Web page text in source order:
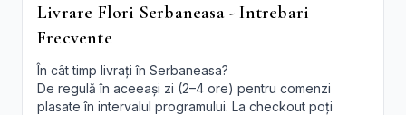
Livrare Flori Serbaneasa - Intrebari
Frecvente
În cât timp livrați în Serbaneasa?
De regulă în aceeași zi (2–4 ore) pentru comenzi
plasate în intervalul programului. La checkout poți